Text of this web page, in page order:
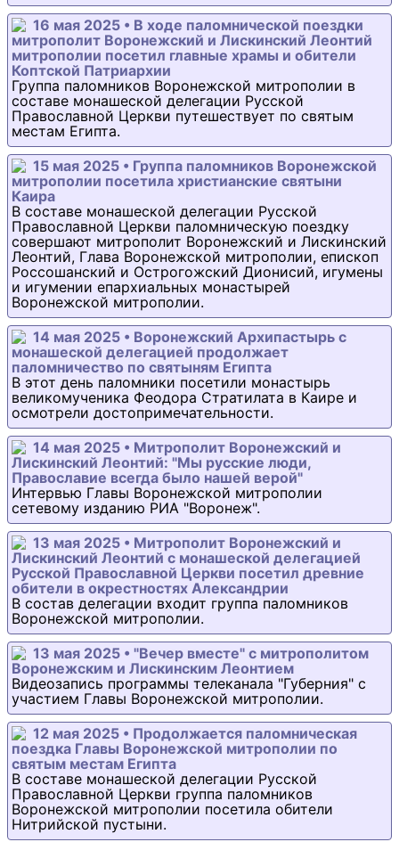
16 мая 2025 • В ходе паломнической поездки
митрополит Воронежский и Лискинский Леонтий
митрополии посетил главные храмы и обители
Коптской Патриархии
Группа паломников Воронежской митрополии в
составе монашеской делегации Русской
Православной Церкви путешествует по святым
местам Египта.
15 мая 2025 • Группа паломников Воронежской
митрополии посетила христианские святыни
Каира
В составе монашеской делегации Русской
Православной Церкви паломническую поездку
совершают митрополит Воронежский и Лискинский
Леонтий, Глава Воронежской митрополии, епископ
Россошанский и Острогожский Дионисий, игумены
и игумении епархиальных монастырей
Воронежской митрополии.
14 мая 2025 • Воронежский Архипастырь с
монашеской делегацией продолжает
паломничество по святыням Египта
В этот день паломники посетили монастырь
великомученика Феодора Стратилата в Каире и
осмотрели достопримечательности.
14 мая 2025 • Митрополит Воронежский и
Лискинский Леонтий: "Мы русские люди,
Православие всегда было нашей верой"
Интервью Главы Воронежской митрополии
сетевому изданию РИА "Воронеж".
13 мая 2025 • Митрополит Воронежский и
Лискинский Леонтий с монашеской делегацией
Русской Православной Церкви посетил древние
обители в окрестностях Александрии
В состав делегации входит группа паломников
Воронежской митрополии.
13 мая 2025 • "Вечер вместе" с митрополитом
Воронежским и Лискинским Леонтием
Видеозапись программы телеканала "Губерния" с
участием Главы Воронежской митрополии.
12 мая 2025 • Продолжается паломническая
поездка Главы Воронежской митрополии по
святым местам Египта
В составе монашеской делегации Русской
Православной Церкви группа паломников
Воронежской митрополии посетила обители
Нитрийской пустыни.